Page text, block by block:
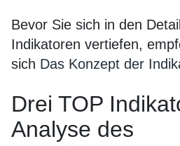
Bevor Sie sich in den
Indikatoren vertiefen,
sich Das Konzept der
Drei TOP
Analyse des